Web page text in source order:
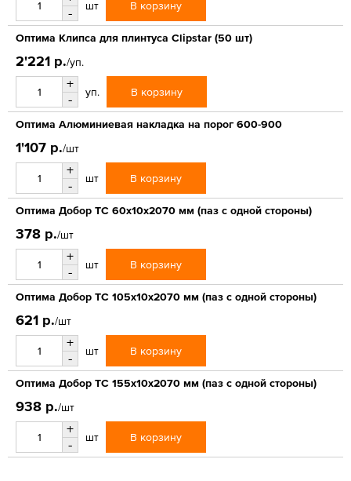
-
шт В корзину
Оптима Клипса для плинтуса Clipstar (50 шт)
2'221 р./уп.
+
-
уп. В корзину
Оптима Алюминиевая накладка на порог 600-900
1'107 р./шт
+
-
шт В корзину
Оптима Добор ТС 60х10х2070 мм (паз с одной стороны)
378 р./шт
+
-
шт В корзину
Оптима Добор ТС 105х10х2070 мм (паз с одной стороны)
621 р./шт
+
-
шт В корзину
Оптима Добор ТС 155х10х2070 мм (паз с одной стороны)
938 р./шт
+
-
шт В корзину